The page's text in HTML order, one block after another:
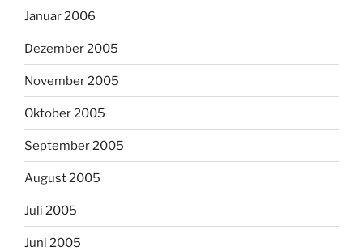
Januar 2006
Dezember 2005
November 2005
Oktober 2005
September 2005
August 2005
Juli 2005
Juni 2005